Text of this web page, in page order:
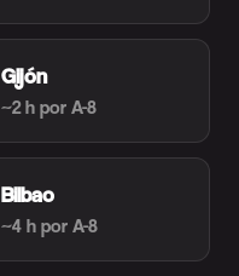
Gijón
~2 h por A-8
Bilbao
~4 h por A-8